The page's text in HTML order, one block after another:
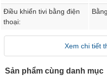
Điều khiển tivi bằng điện
thoại:
Xem chi tiết
Sản phẩm cùng danh mục